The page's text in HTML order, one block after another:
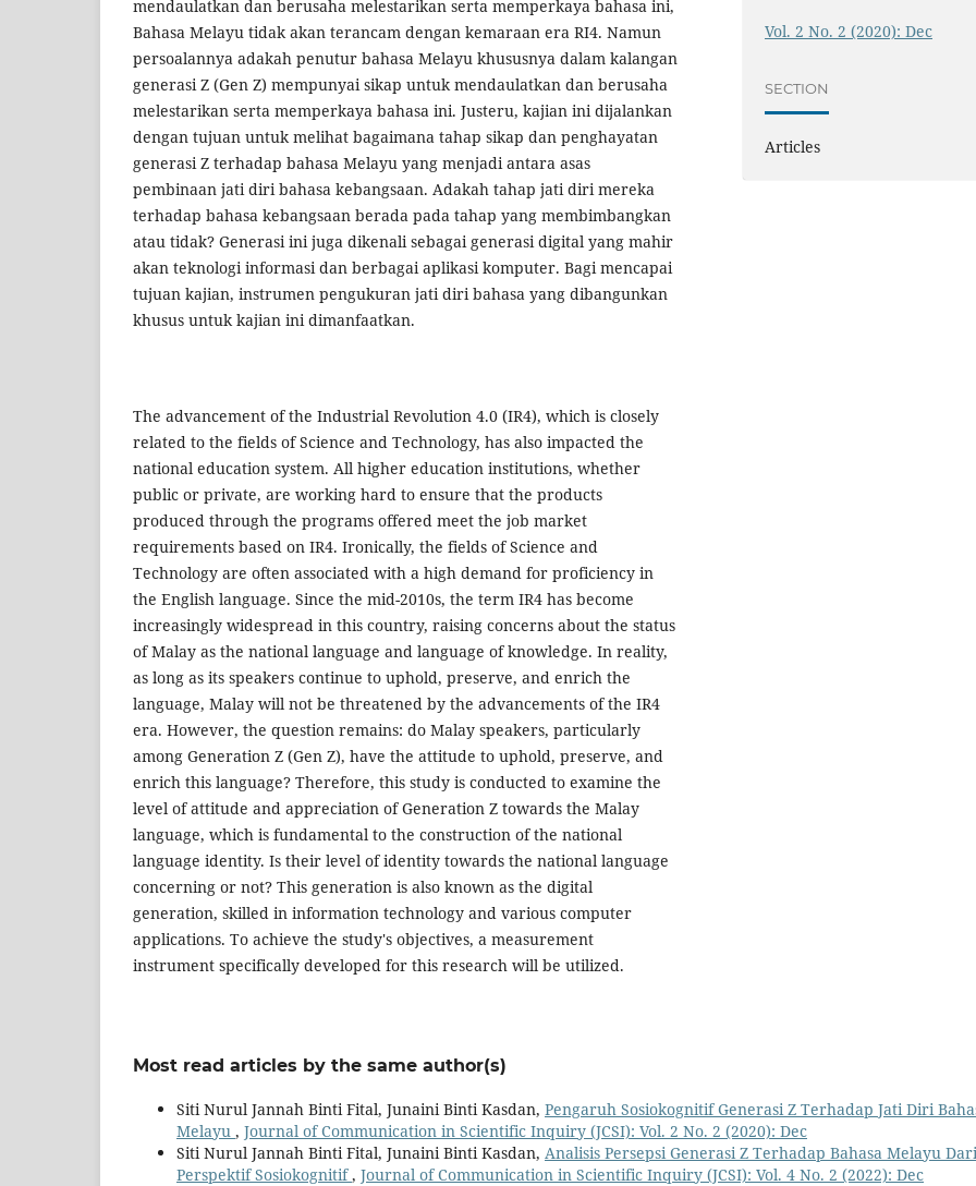
mendaulatkan dan berusaha melestarikan serta memperkaya bahasa ini,
Bahasa Melayu tidak akan terancam dengan kemaraan era RI4. Namun
persoalannya adakah penutur bahasa Melayu khususnya dalam kalangan
generasi Z (Gen Z) mempunyai sikap untuk mendaulatkan dan berusaha
melestarikan serta memperkaya bahasa ini. Justeru, kajian ini dijalankan
dengan tujuan untuk melihat bagaimana tahap sikap dan penghayatan
generasi Z terhadap bahasa Melayu yang menjadi antara asas
pembinaan jati diri bahasa kebangsaan. Adakah tahap jati diri mereka
terhadap bahasa kebangsaan berada pada tahap yang membimbangkan
atau tidak? Generasi ini juga dikenali sebagai generasi digital yang mahir
akan teknologi informasi dan berbagai aplikasi komputer. Bagi mencapai
tujuan kajian, instrumen pengukuran jati diri bahasa yang dibangunkan
khusus untuk kajian ini dimanfaatkan.
The advancement of the Industrial Revolution 4.0 (IR4), which is closely
related to the fields of Science and Technology, has also impacted the
national education system. All higher education institutions, whether
public or private, are working hard to ensure that the products
produced through the programs offered meet the job market
requirements based on IR4. Ironically, the fields of Science and
Technology are often associated with a high demand for proficiency in
the English language. Since the mid-2010s, the term IR4 has become
increasingly widespread in this country, raising concerns about the status
of Malay as the national language and language of knowledge. In reality,
as long as its speakers continue to uphold, preserve, and enrich the
language, Malay will not be threatened by the advancements of the IR4
era. However, the question remains: do Malay speakers, particularly
among Generation Z (Gen Z), have the attitude to uphold, preserve, and
enrich this language? Therefore, this study is conducted to examine the
level of attitude and appreciation of Generation Z towards the Malay
language, which is fundamental to the construction of the national
language identity. Is their level of identity towards the national language
concerning or not? This generation is also known as the digital
generation, skilled in information technology and various computer
applications. To achieve the study's objectives, a measurement
instrument specifically developed for this research will be utilized.
Vol. 2 No. 2 (2020): Dec
SECTION
Articles
Most read articles by the same author(s)
Siti Nurul Jannah Binti Fital, Junaini Binti Kasdan, Pengaruh Sosiokognitif Generasi Z Terhadap Jati Diri
Melayu , Journal of Communication in Scientific Inquiry (JCSI): Vol. 2 No. 2 (2020): Dec
Siti Nurul Jannah Binti Fital, Junaini Binti Kasdan, Analisis Persepsi Generasi Z Terhadap Bahasa Melayu Dari
Perspektif Sosiokognitif, Journal of Communication in Scientific Inquiry (JCSI): Vol. 4 No. 2 (2022): Dec